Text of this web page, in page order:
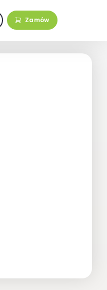
Zamów